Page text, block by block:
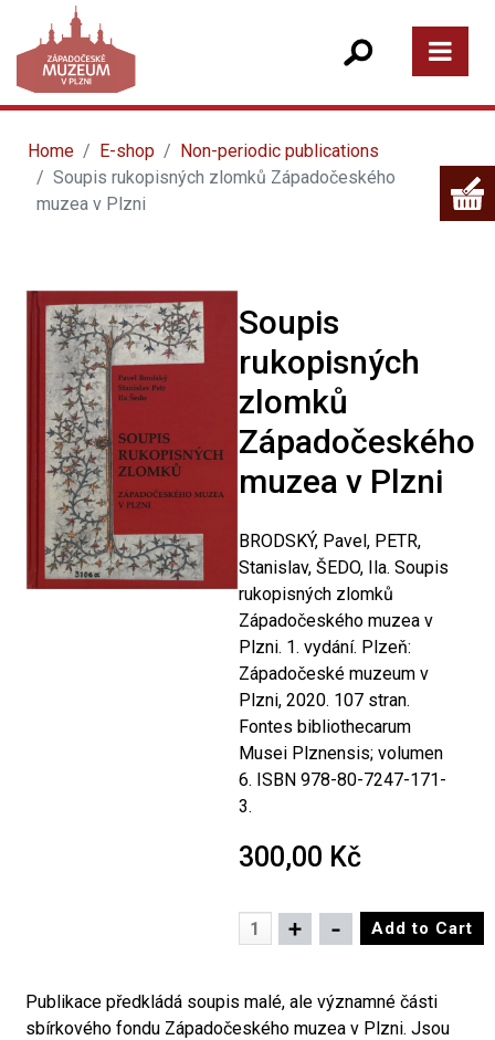
Home E-shop
Non-periodic publications
Soupis rukopisných zlomků Západočeského
muzea v Plzni
Soupis
rukopisných
zlomků
Západočeského
muzea v Plzni
BRODSKÝ, Pavel, PETR,
Stanislav, ŠEDO, Ila. Soupis
rukopisných zlomků
Západočeského muzea v
Plzni. 1. vydání. Plzeň:
Západočeské muzeum v
Plzni, 2020. 107 stran.
Fontes bibliothecarum
Musei Plznensis; volumen
6. ISBN 978-80-7247-171-
3.
300,00 Kč
Publikace předkládá soupis malé, ale významné části
sbírkového fondu Západočeského muzea v Plzni. Jsou